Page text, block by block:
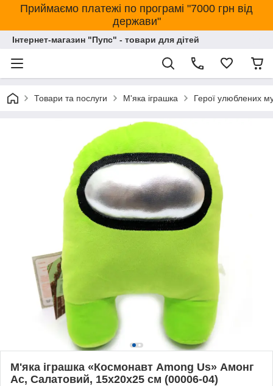
Приймаємо платежі по програмі "7000 грн від
держави"
Інтернет-магазин "Пупс" - товари для дітей
Товари та послуги М'яка іграшка Герої улюблених
М'яка іграшка «Космонавт Among Us» Амонг
Ас, Салатовий, 15х20х25 см (00006-04)